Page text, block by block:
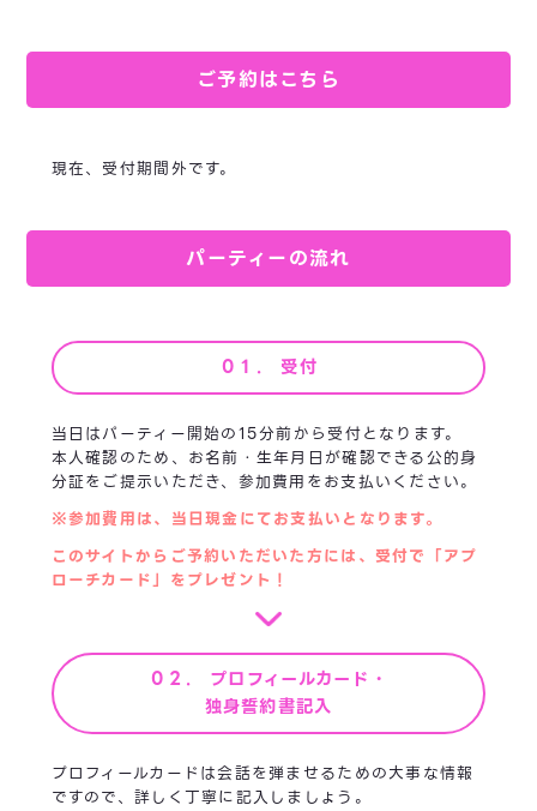
ご予約はこちら
現在、受付期間外です。
パーティーの流れ
０１. 受付
当日はパーティー開始の15分前から受付となります。
本人確認のため、お名前・生年月日が確認できる公的身
分証をご提示いただき、参加費用をお支払いください。
※参加費用は、当日現金にてお支払いとなります。
このサイトからご予約いただいた方には、受付で「アプ
ローチカード」をプレゼント！
０２. プロフィールカード・
独身誓約書記入
プロフィールカードは会話を弾ませるための大事な情報
ですので、詳しく丁寧に記入しましょう。